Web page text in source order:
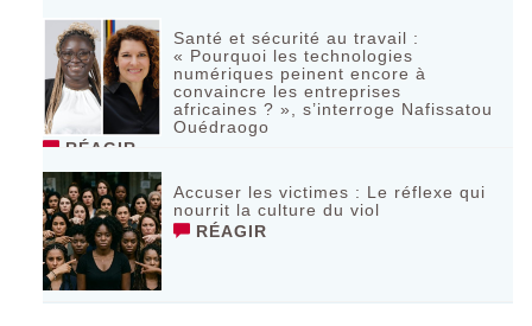
Santé et sécurité au travail :
« Pourquoi les technologies
numériques peinent encore à
convaincre les entreprises
africaines ? », s’interroge Nafissatou
Ouédraogo
RÉAGIR
Accuser les victimes : Le réflexe qui
nourrit la culture du viol
RÉAGIR